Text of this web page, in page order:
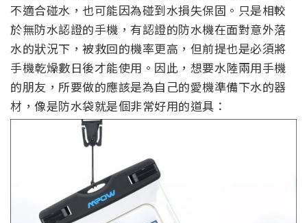
不適合碰水，也可能因為碰到水損失保固。只是相較
於無防水認證的手機，有認證的防水機在面對意外落
水的狀況下，被救回的機率更高，但前提也是必須將
手機乾燥數日後才能使用。因此，想要水陸兩用手機
的朋友，所要做的應該是為自己的愛機準備下水的器
材，像是防水袋就是個非常好用的道具：